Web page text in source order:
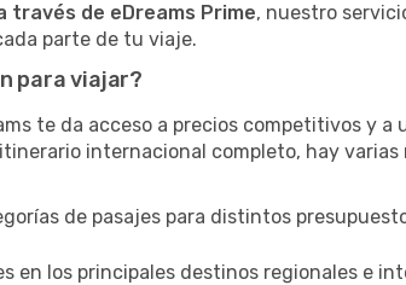
través de eDreams Prime, nuestro
parte de tu viaje.
para viajar?
te da acceso a precios competitivos y a
internacional completo, hay
de pasajes para distintos
en los principales destinos regionales e